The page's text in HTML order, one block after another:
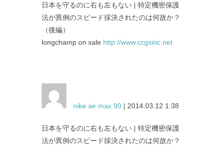
日本を守るのに右も左もない | 特定機密保護
法が異例のスピード採決されたのは何故か？
（後編）
longchamp on sale http://www.ccgsinc.net
nike air max 90 | 2014.03.12 1:38
日本を守るのに右も左もない | 特定機密保護
法が異例のスピード採決されたのは何故か？